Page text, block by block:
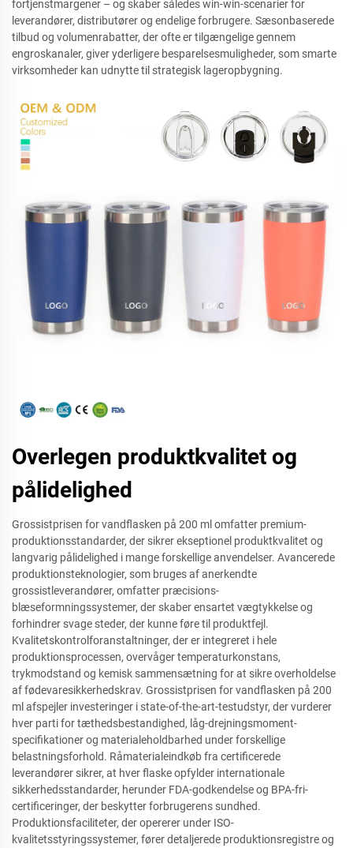
fortjenstmargener – og skaber således win-win-scenarier for
leverandører, distributører og endelige forbrugere. Sæsonbaserede
tilbud og volumenrabatter, der ofte er tilgængelige gennem
engroskanaler, giver yderligere besparelsesmuligheder, som smarte
virksomheder kan udnytte til strategisk lageropbygning.
Overlegen produktkvalitet og
pålidelighed
Grossistprisen for vandflasken på 200 ml omfatter premium-
produktionsstandarder, der sikrer ekseptionel produktkvalitet og
langvarig pålidelighed i mange forskellige anvendelser. Avancerede
produktionsteknologier, som bruges af anerkendte
grossistleverandører, omfatter præcisions-
blæseformningssystemer, der skaber ensartet vægtykkelse og
forhindrer svage steder, der kunne føre til produktfejl.
Kvalitetskontrolforanstaltninger, der er integreret i hele
produktionsprocessen, overvåger temperaturkonstans,
trykmodstand og kemisk sammensætning for at sikre overholdelse
af fødevaresikkerhedskrav. Grossistprisen for vandflasken på 200
ml afspejler investeringer i state-of-the-art-testudstyr, der vurderer
hver parti for tæthedsbestandighed, låg-drejningsmoment-
specifikationer og materialeholdbarhed under forskellige
belastningsforhold. Råmaterialeindkøb fra certificerede
leverandører sikrer, at hver flaske opfylder internationale
sikkerhedsstandarder, herunder FDA-godkendelse og BPA-fri-
certificeringer, der beskytter forbrugerens sundhed.
Produktionsfaciliteter, der opererer under ISO-
kvalitetsstyringssystemer, fører detaljerede produktionsregistre og